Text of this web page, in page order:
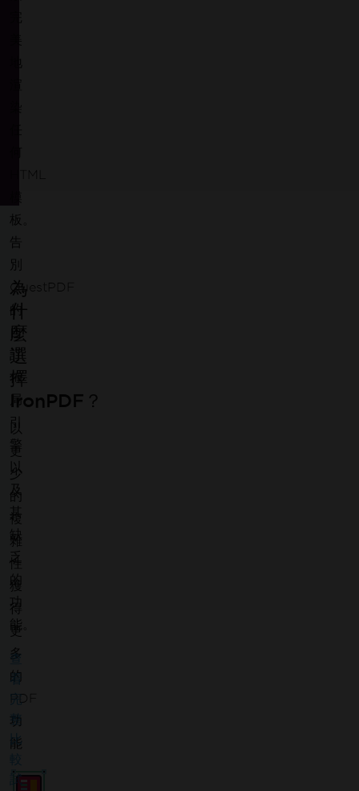
地
渲
板。
告
別
QuestPDF
的
自
訂
佈
局
引
擎
以
及
其
缺
乏
的
功
能。
查
看
完
比
較
試
為
什
麼
選
擇
IronPDF？
以
更
少
的
複
雜
性
獲
得
更
多
的
PDF
功
能